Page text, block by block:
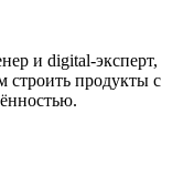
и digital-эксперт,
продукты с